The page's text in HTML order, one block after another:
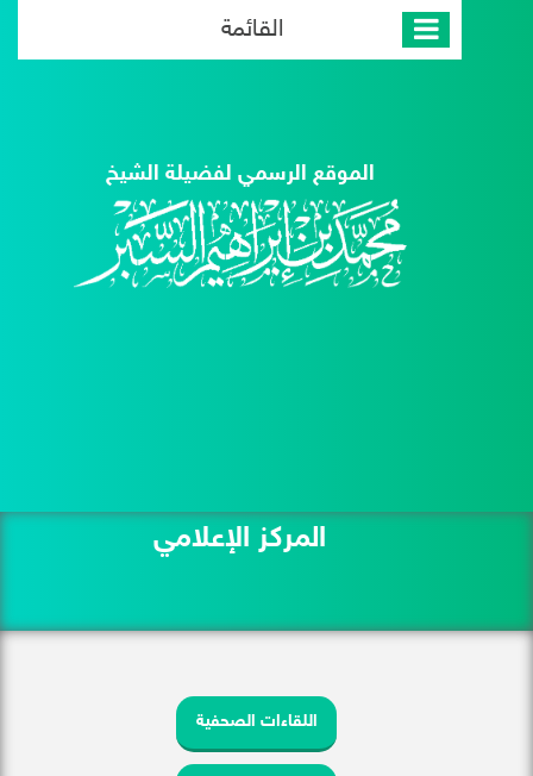
القائمة
الموقع الرسمي لفضيلة الشيخ
المركز الإعلامي
اللقاءات الصحفية